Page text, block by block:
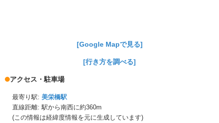
[Google Mapで見る]
[行き方を調べる]
アクセス・駐車場
最寄り駅: 美栄橋駅
直線距離: 駅から南西に約360m
(この情報は経緯度情報を元に生成しています)